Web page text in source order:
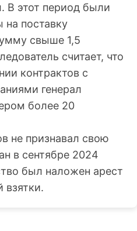
В этот период были
на поставку
свыше 1,5
считает, что
контрактов с
генерал
более 20
не признавал свою
в сентябре 2024
был наложен арест
взятки.